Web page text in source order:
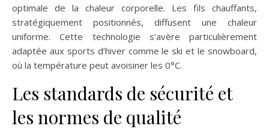
optimale de la chaleur corporelle. Les fils chauffants,
stratégiquement positionnés, diffusent une chaleur
uniforme. Cette technologie s’avère particulièrement
adaptée aux sports d’hiver comme le ski et le snowboard,
où la température peut avoisiner les 0°C.
Les standards de sécurité et
les normes de qualité